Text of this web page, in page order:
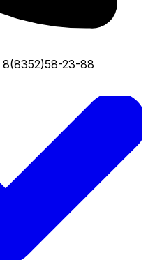
8(8352)58-23-88